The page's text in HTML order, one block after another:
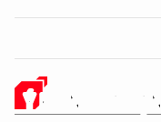
Ý KIẾN CỦA BẠN